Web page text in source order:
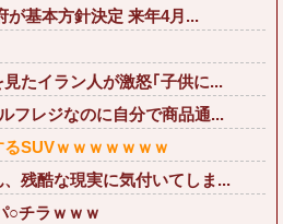
が基本方針決定 来年4月...
見たイラン人が激怒｢子供に...
フレジなのに自分で商品通...
SUVｗｗｗｗｗｗｗ
、残酷な現実に気付いてしま...
○チラｗｗｗ